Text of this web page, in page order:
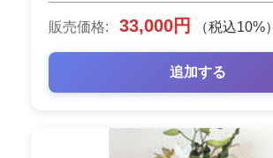
販売価格: 33,000円 （税込10%）
追加する